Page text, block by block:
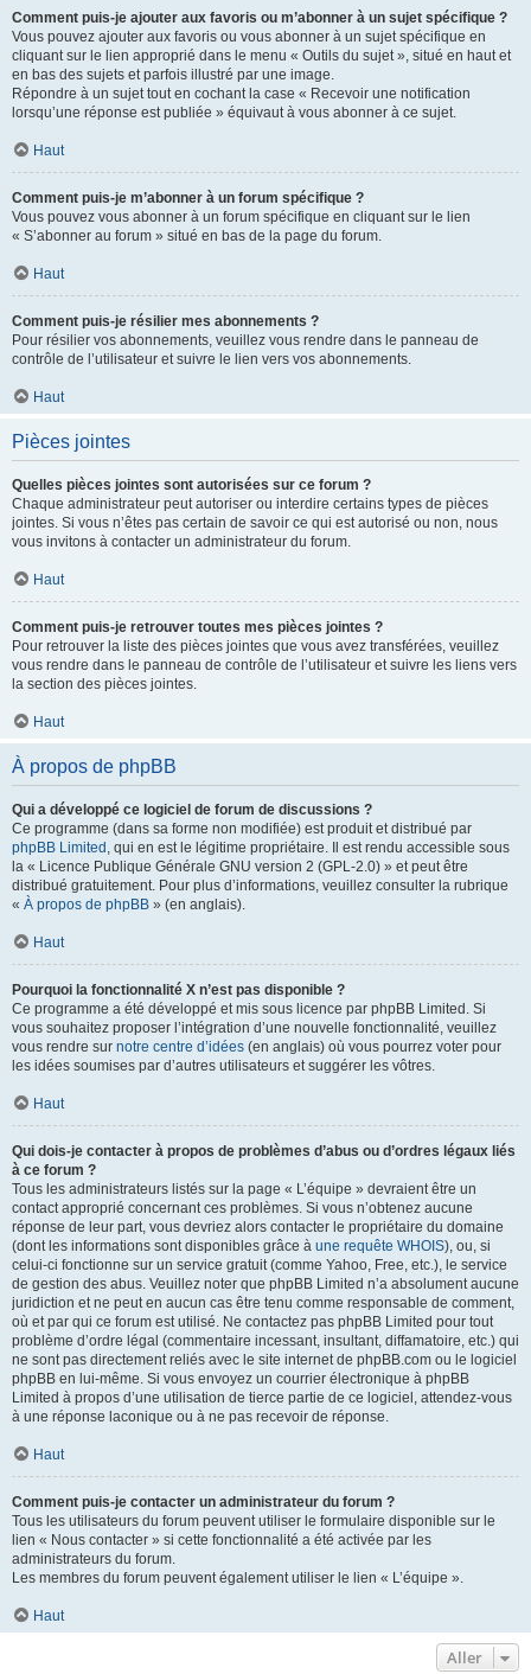
Comment puis-je ajouter aux favoris ou m’abonner à un sujet spécifique ?
Vous pouvez ajouter aux favoris ou vous abonner à un sujet spécifique en
cliquant sur le lien approprié dans le menu « Outils du sujet », situé en haut et
en bas des sujets et parfois illustré par une image.
Répondre à un sujet tout en cochant la case « Recevoir une notification
lorsqu’une réponse est publiée » équivaut à vous abonner à ce sujet.
Haut
Comment puis-je m’abonner à un forum spécifique ?
Vous pouvez vous abonner à un forum spécifique en cliquant sur le lien
« S’abonner au forum » situé en bas de la page du forum.
Haut
Comment puis-je résilier mes abonnements ?
Pour résilier vos abonnements, veuillez vous rendre dans le panneau de
contrôle de l’utilisateur et suivre le lien vers vos abonnements.
Haut
Pièces jointes
Quelles pièces jointes sont autorisées sur ce forum ?
Chaque administrateur peut autoriser ou interdire certains types de pièces
jointes. Si vous n’êtes pas certain de savoir ce qui est autorisé ou non, nous
vous invitons à contacter un administrateur du forum.
Haut
Comment puis-je retrouver toutes mes pièces jointes ?
Pour retrouver la liste des pièces jointes que vous avez transférées, veuillez
vous rendre dans le panneau de contrôle de l’utilisateur et suivre les liens vers
la section des pièces jointes.
Haut
À propos de phpBB
Qui a développé ce logiciel de forum de discussions ?
Ce programme (dans sa forme non modifiée) est produit et distribué par
phpBB Limited , qui en est le légitime propriétaire. Il est rendu accessible sous
la « Licence Publique Générale GNU version 2 (GPL-2.0) » et peut être
distribué gratuitement. Pour plus d’informations, veuillez consulter la rubrique
« À propos de phpBB » (en anglais).
Haut
Pourquoi la fonctionnalité X n’est pas disponible ?
Ce programme a été développé et mis sous licence par phpBB Limited. Si
vous souhaitez proposer l’intégration d’une nouvelle fonctionnalité, veuillez
vous rendre sur notre centre d’idées (en anglais) où vous pourrez voter pour
les idées soumises par d’autres utilisateurs et suggérer les vôtres.
Haut
Qui dois-je contacter à propos de problèmes d’abus ou d’ordres légaux liés
à ce forum ?
Tous les administrateurs listés sur la page « L’équipe » devraient être un
contact approprié concernant ces problèmes. Si vous n’obtenez aucune
réponse de leur part, vous devriez alors contacter le propriétaire du domaine
(dont les informations sont disponibles grâce à une requête WHOIS), ou, si
celui-ci fonctionne sur un service gratuit (comme Yahoo, Free, etc.), le service
de gestion des abus. Veuillez noter que phpBB Limited n’a absolument aucune
juridiction et ne peut en aucun cas être tenu comme responsable de comment,
où et par qui ce forum est utilisé. Ne contactez pas phpBB Limited pour tout
problème d’ordre légal (commentaire incessant, insultant, diffamatoire, etc.) qui
ne sont pas directement reliés avec le site internet de phpBB.com ou le logiciel
phpBB en lui-même. Si vous envoyez un courrier électronique à phpBB
Limited à propos d’une utilisation de tierce partie de ce logiciel, attendez-vous
à une réponse laconique ou à ne pas recevoir de réponse.
Haut
Comment puis-je contacter un administrateur du forum ?
Tous les utilisateurs du forum peuvent utiliser le formulaire disponible sur le
lien « Nous contacter » si cette fonctionnalité a été activée par les
administrateurs du forum.
Les membres du forum peuvent également utiliser le lien « L’équipe ».
Haut
Aller